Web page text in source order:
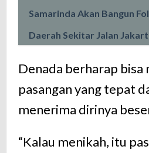
Samarinda Akan Bangun
Daerah Sekitar Jalan
Denada berharap bisa
pasangan yang tepat
menerima dirinya
“Kalau menikah, itu